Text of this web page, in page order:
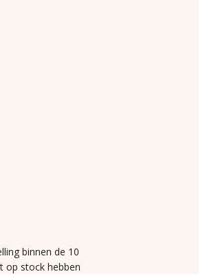
binnen de 10
op stock hebben